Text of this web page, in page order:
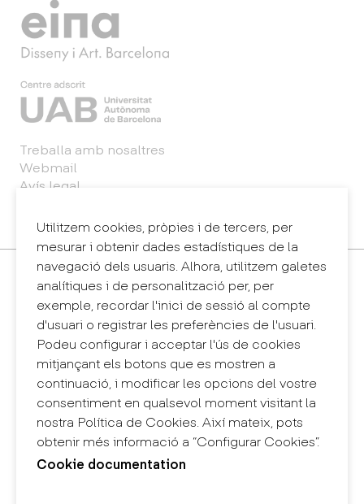
Utilitzem cookies, pròpies i de tercers, per
mesurar i obtenir dades estadístiques de la
navegació dels usuaris. Alhora, utilitzem galetes
analítiques i de personalització per, per
exemple, recordar l'inici de sessió al compte
d'usuari o registrar les preferències de l'usuari.
Podeu configurar i acceptar l'ús de cookies
mitjançant els botons que es mostren a
continuació, i modificar les opcions del vostre
consentiment en qualsevol moment visitant la
nostra Política de Cookies. Així mateix, pots
obtenir més informació a “Configurar Cookies”.
Cookie documentation
Treballa amb nosaltres
Webmail
Avís legal
Sintema intern d'informació (canal de denúncies)
Contacte
+34 932 030 923
info@eina.cat
Eina Sentmenat
Passeig Santa Eulàlia, 25
08017 Barcelona
+34 672 31 86 57
Eina Bosc
Carrer del Bosc, 2